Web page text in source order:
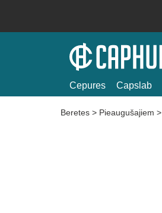
Cepures Capslab
Beretes > Pieaugušajiem >